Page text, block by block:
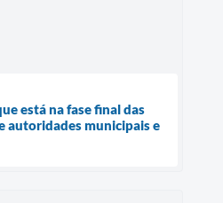
está na fase final das
autoridades municipais e